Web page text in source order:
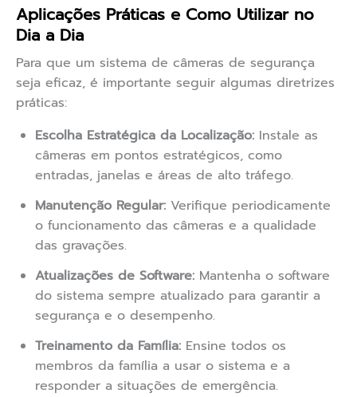
Aplicações Práticas e Como Utilizar no
Dia a Dia
Para que um sistema de câmeras de segurança
seja eficaz, é importante seguir algumas diretrizes
práticas:
Escolha Estratégica da Localização: Instale as
câmeras em pontos estratégicos, como
entradas, janelas e áreas de alto tráfego.
Manutenção Regular: Verifique periodicamente
o funcionamento das câmeras e a qualidade
das gravações.
Atualizações de Software: Mantenha o software
do sistema sempre atualizado para garantir a
segurança e o desempenho.
Treinamento da Família: Ensine todos os
membros da família a usar o sistema e a
responder a situações de emergência.